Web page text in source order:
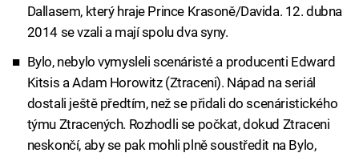
Dallasem, který hraje Prince Krasoně/Davida. 12. dubna
2014 se vzali a mají spolu dva syny.
Bylo, nebylo vymysleli scenáristé a producenti Edward
Kitsis a Adam Horowitz (Ztraceni). Nápad na seriál
dostali ještě předtím, než se přidali do scenáristického
týmu Ztracených. Rozhodli se počkat, dokud Ztraceni
neskončí, aby se pak mohli plně soustředit na Bylo,